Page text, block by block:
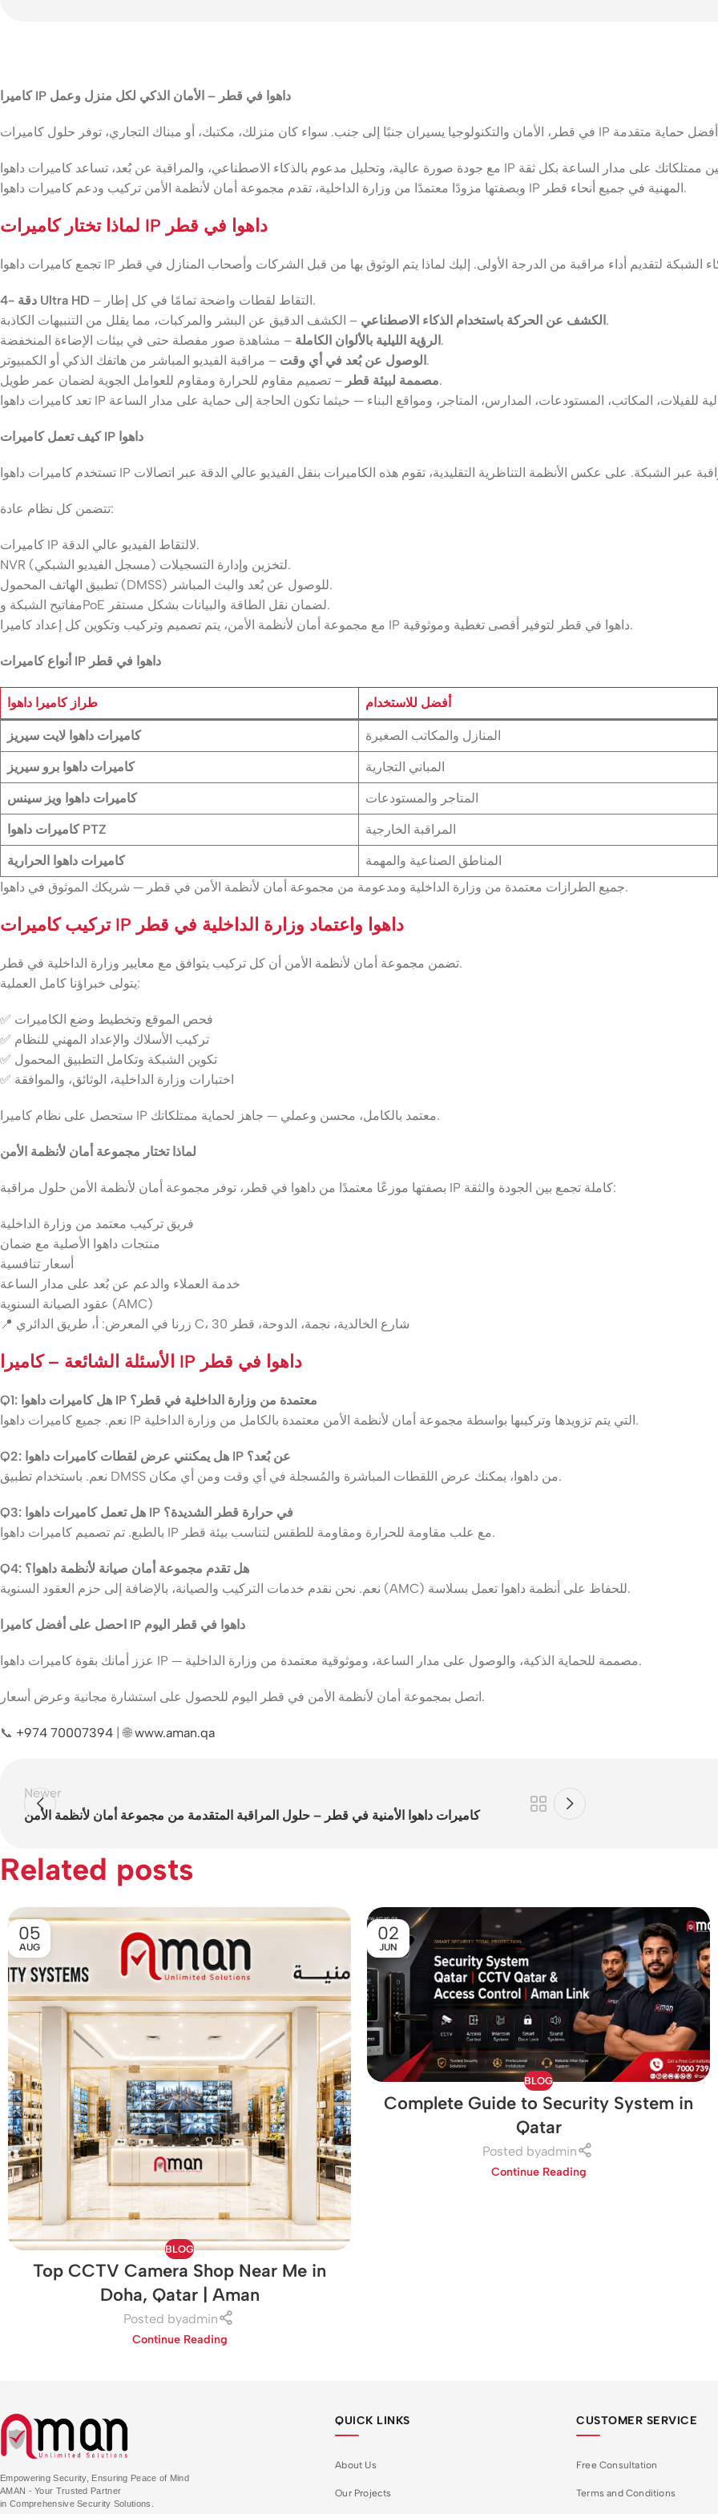
كاميرا IP داهوا في قطر – الأمان الذكي لكل منزل وعمل
وبصفتها مزودًا معتمدًا من وزارة الداخلية، تقدم مجموعة أمان لأنظمة الأمن تركيب ودعم كاميرات داهوا IP المهنية في جميع أنحاء قطر.
لماذا تختار كاميرات IP داهوا في قطر
دقة -4 Ultra HD
– التقاط لقطات واضحة تمامًا في كل إطار.
الكشف عن الحركة باستخدام الذكاء الاصطناعي– الكشف الدقيق عن البشر والمركبات، مما يقلل من التنبيهات الكاذبة.
الرؤية الليلية بالألوان الكاملة– مشاهدة صور مفصلة حتى في بيئات الإضاءة المنخفضة.
الوصول عن بُعد في أي وقت– مراقبة الفيديو المباشر من هاتفك الذكي أو الكمبيوتر.
مصممة لبيئة قطر– تصميم مقاوم للحرارة ومقاوم للعوامل الجوية لضمان عمر طويل.
كيف تعمل كاميرات IP داهوا
تتضمن كل نظام عادة:
كاميرات IP لالتقاط الفيديو عالي الدقة.
NVR (مسجل الفيديو الشبكي) لتخزين وإدارة التسجيلات.
تطبيق الهاتف المحمول (DMSS) للوصول عن بُعد والبث المباشر.
مفاتيح الشبكة وPoE لضمان نقل الطاقة والبيانات بشكل مستقر.
مع مجموعة أمان لأنظمة الأمن، يتم تصميم وتركيب وتكوين كل إعداد كاميرا IP داهوا في قطر لتوفير أقصى تغطية وموثوقية.
أنواع كاميرات IP داهوا في قطر
طراز كاميرا داهوا أفضل للاستخدام
كاميرات داهوا لايت سيريز المنازل والمكاتب الصغيرة
كاميرات داهوا برو سيريز المباني التجارية
كاميرات داهوا ويز سينس المتاجر والمستودعات
كاميرات داهوا PTZ المراقبة الخارجية
كاميرات داهوا الحرارية المناطق الصناعية والمهمة
جميع الطرازات معتمدة من وزارة الداخلية ومدعومة من مجموعة أمان لأنظمة الأمن في قطر — شريكك الموثوق في داهوا.
تركيب كاميرات IP داهوا واعتماد وزارة الداخلية في قطر
تضمن مجموعة أمان لأنظمة الأمن أن كل تركيب يتوافق مع معايير وزارة الداخلية في قطر.
يتولى خبراؤنا كامل العملية:
✅ فحص الموقع وتخطيط وضع الكاميرات
✅ تركيب الأسلاك والإعداد المهني للنظام
✅ تكوين الشبكة وتكامل التطبيق المحمول
✅ اختبارات وزارة الداخلية، الوثائق، والموافقة
ستحصل على نظام كاميرا IP معتمد بالكامل، محسن وعملي — جاهز لحماية ممتلكاتك.
لماذا تختار مجموعة أمان لأنظمة الأمن
بصفتها موزعًا معتمدًا من داهوا في قطر، توفر مجموعة أمان لأنظمة الأمن حلول مراقبة IP كاملة تجمع بين الجودة والثقة:
فريق تركيب معتمد من وزارة الداخلية
منتجات داهوا الأصلية مع ضمان
أسعار تنافسية
خدمة العملاء والدعم عن بُعد على مدار الساعة
عقود الصيانة السنوية (AMC)
📍 زرنا في المعرض: أ، طريق الدائري C، 30 شارع الخالدية، نجمة، الدوحة، قطر
الأسئلة الشائعة – كاميرا IP داهوا في قطر
Q1: هل كاميرات داهوا IP معتمدة من وزارة الداخلية في قطر؟
نعم. جميع كاميرات داهوا IP التي يتم تزويدها وتركيبها بواسطة مجموعة أمان لأنظمة الأمن معتمدة بالكامل من وزارة الداخلية.
Q2: هل يمكنني عرض لقطات كاميرات داهوا IP عن بُعد؟
نعم. باستخدام تطبيق DMSS من داهوا، يمكنك عرض اللقطات المباشرة والمُسجلة في أي وقت ومن أي مكان.
Q3: هل تعمل كاميرات داهوا IP في حرارة قطر الشديدة؟
بالطبع. تم تصميم كاميرات داهوا IP مع علب مقاومة للحرارة ومقاومة للطقس لتناسب بيئة قطر.
Q4: هل تقدم مجموعة أمان صيانة لأنظمة داهوا؟
نعم. نحن نقدم خدمات التركيب والصيانة، بالإضافة إلى حزم العقود السنوية (AMC) للحفاظ على أنظمة داهوا تعمل بسلاسة.
احصل على أفضل كاميرا IP داهوا في قطر اليوم
عزز أمانك بقوة كاميرات داهوا IP — مصممة للحماية الذكية، والوصول على مدار الساعة، وموثوقية معتمدة من وزارة الداخلية.
اتصل بمجموعة أمان لأنظمة الأمن في قطر اليوم للحصول على استشارة مجانية وعرض أسعار.
📞 +974 70007394 | 🌐www.aman.qa
Newer
كاميرات داهوا الأمنية في قطر – حلول المراقبة المتقدمة من مجموعة أمان لأنظمة الأمن
Related posts
05
AUG
BLOG
Top CCTV Camera Shop Near Me in
Doha, Qatar | Aman
Posted byadmin
Continue Reading
02
JUN
BLOG
Complete Guide to Security System in
Qatar
Posted byadmin
Continue Reading
Empowering Security, Ensuring Peace of Mind
AMAN - Your Trusted Partner
in Comprehensive Security Solutions.
QUICK LINKS
About Us
Our Projects
CUSTOMER SERVICE
Free Consultation
Terms and Conditions